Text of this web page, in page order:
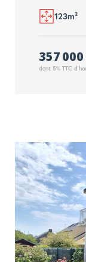
123m²
357
dont 5% TTC